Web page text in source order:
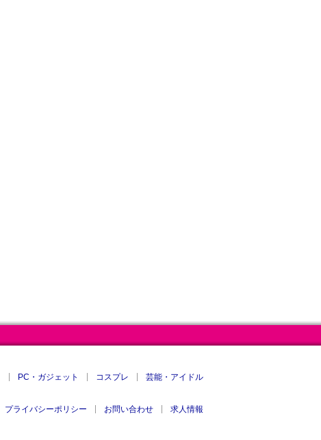
PC・ガジェット コスプレ 芸能・アイドル
プライバシーポリシー お問い合わせ 求人情報